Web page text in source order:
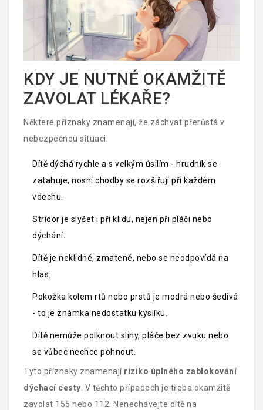
KDY JE NUTNÉ OKAMŽITĚ
ZAVOLAT LÉKAŘE?
Některé příznaky znamenají, že záchvat přerůstá v
nebezpečnou situaci:
Dítě dýchá rychle a s velkým úsilím - hrudník se
zatahuje, nosní chodby se rozšiřují při každém
vdechu.
Stridor je slyšet i při klidu, nejen při pláči nebo
dýchání.
Dítě je neklidné, zmatené, nebo se neodpovídá na
hlas.
Pokožka kolem rtů nebo prstů je modrá nebo šedivá
- to je známka nedostatku kyslíku.
Dítě nemůže polknout sliny, pláče bez zvuku nebo
se vůbec nechce pohnout.
Tyto příznaky znamenají riziko úplného zablokování
dýchací cesty. V těchto případech je třeba okamžitě
zavolat 155 nebo 112. Nenechávejte dítě na